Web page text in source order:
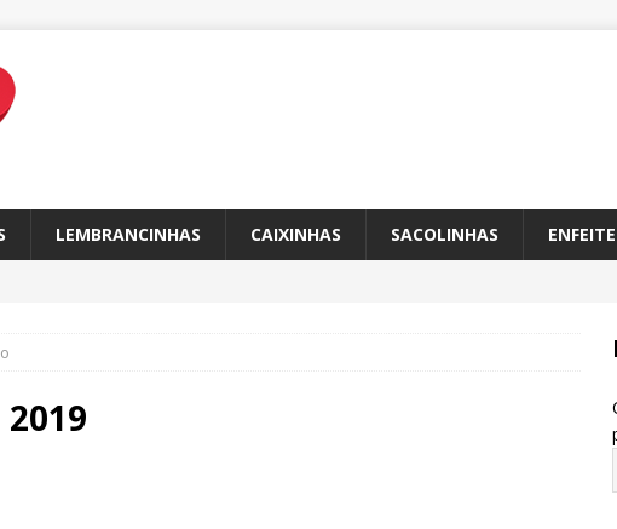
LEMBRANCINHAS CAIXINHAS SACOLINHAS